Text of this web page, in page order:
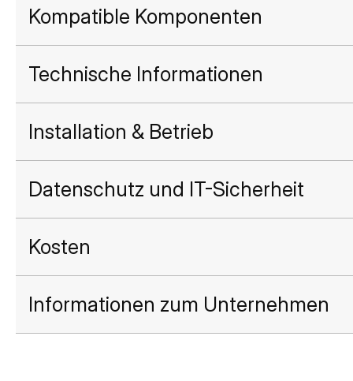
Kompatible Komponenten
Technische Informationen
Installation & Betrieb
Datenschutz und IT-Sicherheit
Kosten
Informationen zum Unternehmen